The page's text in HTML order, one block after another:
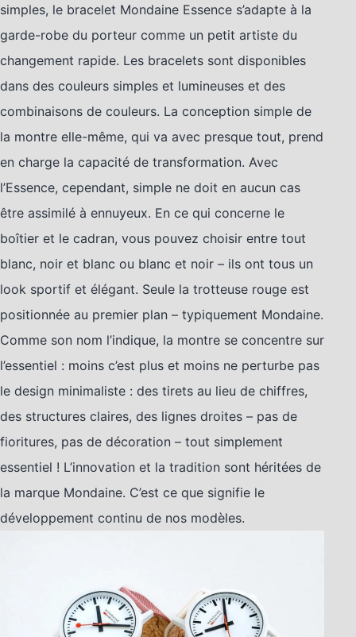
simples, le bracelet Mondaine Essence s’adapte à la
garde-robe du porteur comme un petit artiste du
changement rapide. Les bracelets sont disponibles
dans des couleurs simples et lumineuses et des
combinaisons de couleurs. La conception simple de
la montre elle-même, qui va avec presque tout, prend
en charge la capacité de transformation. Avec
l’Essence, cependant, simple ne doit en aucun cas
être assimilé à ennuyeux. En ce qui concerne le
boîtier et le cadran, vous pouvez choisir entre tout
blanc, noir et blanc ou blanc et noir – ils ont tous un
look sportif et élégant. Seule la trotteuse rouge est
positionnée au premier plan – typiquement Mondaine.
Comme son nom l’indique, la montre se concentre sur
l’essentiel : moins c’est plus et moins ne perturbe pas
le design minimaliste : des tirets au lieu de chiffres,
des structures claires, des lignes droites – pas de
fioritures, pas de décoration – tout simplement
essentiel ! L’innovation et la tradition sont héritées de
la marque Mondaine. C’est ce que signifie le
développement continu de nos modèles.